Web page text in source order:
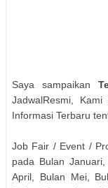
Saya sampaikan
JadwalResmi,
Informasi Terbaru
Job Fair / Event /
pada Bulan
April, Bulan Mei,